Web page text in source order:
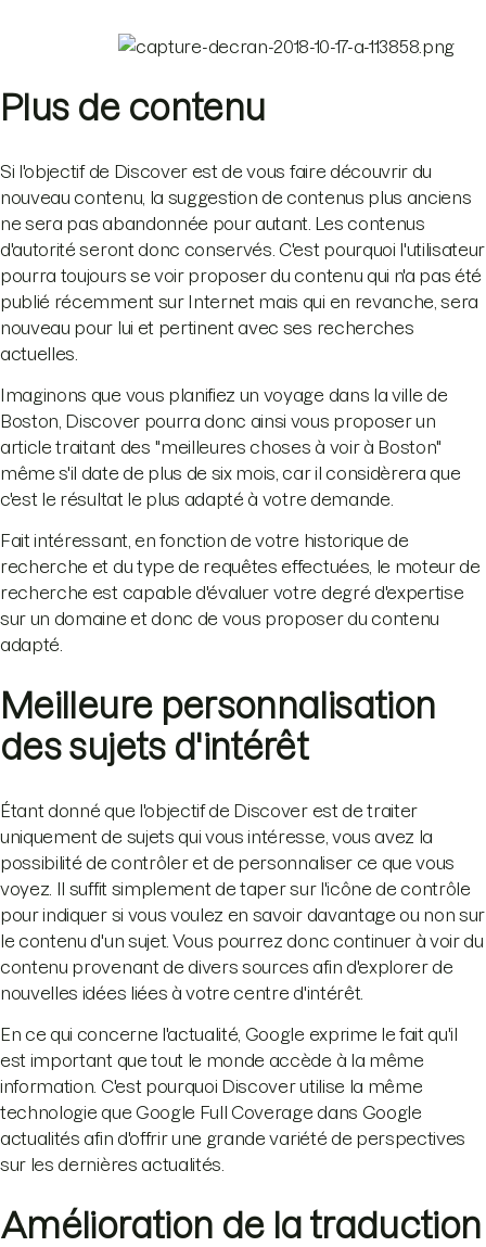
Plus de contenu
Si l'objectif de Discover est de vous faire découvrir du
nouveau contenu, la suggestion de contenus plus anciens
ne sera pas abandonnée pour autant. Les contenus
d'autorité seront donc conservés. C'est pourquoi l'utilisateur
pourra toujours se voir proposer du contenu qui n'a pas été
publié récemment sur Internet mais qui en revanche, sera
nouveau pour lui et pertinent avec ses recherches
actuelles.
Imaginons que vous planifiez un voyage dans la ville de
Boston, Discover pourra donc ainsi vous proposer un
article traitant des "meilleures choses à voir à Boston"
même s'il date de plus de six mois, car il considèrera que
c'est le résultat le plus adapté à votre demande.
Fait intéressant, en fonction de votre historique de
recherche et du type de requêtes effectuées, le moteur de
recherche est capable d'évaluer votre degré d'expertise
sur un domaine et donc de vous proposer du contenu
adapté.
Meilleure personnalisation
des sujets d'intérêt
Étant donné que l'objectif de Discover est de traiter
uniquement de sujets qui vous intéresse, vous avez la
possibilité de contrôler et de personnaliser ce que vous
voyez. Il suffit simplement de taper sur l'icône de contrôle
pour indiquer si vous voulez en savoir davantage ou non sur
le contenu d'un sujet. Vous pourrez donc continuer à voir du
contenu provenant de divers sources afin d'explorer de
nouvelles idées liées à votre centre d'intérêt.
En ce qui concerne l'actualité, Google exprime le fait qu'il
est important que tout le monde accède à la même
information. C'est pourquoi Discover utilise la même
technologie que Google Full Coverage dans Google
actualités afin d'offrir une grande variété de perspectives
sur les dernières actualités.
Amélioration de la traduction